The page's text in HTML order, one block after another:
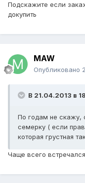
Подскажите если
докупить
MAW
Опубликовано
В 21.04.2013 в
По годам не скажу,
семерку ( если
которая грустная
Чаще всего